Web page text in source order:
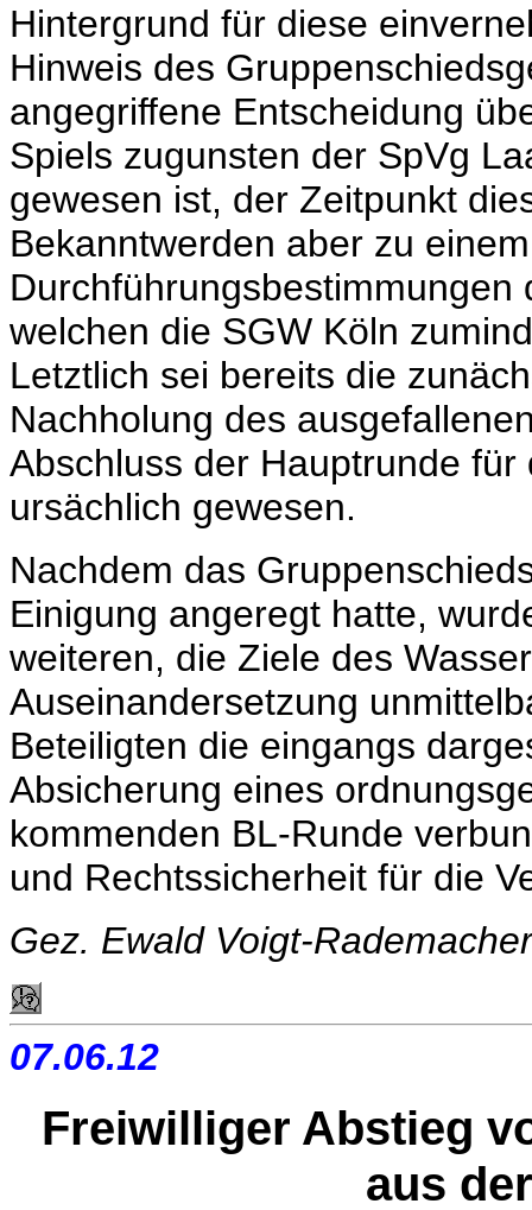
Hintergrund für diese
Hinweis des
angegriffene Entscheidung
Spiels zugunsten der SpVg
gewesen ist, der Zeitpunkt
Bekanntwerden aber zu
welchen die SGW Köln
Letztlich sei bereits die
Nachholung des
Abschluss der Hauptrunde
ursächlich gewesen.
Nachdem das
Einigung angeregt hatte,
weiteren, die Ziele des
Auseinandersetzung
Beteiligten die eingangs
Absicherung eines
kommenden BL-Runde
und Rechtssicherheit für die
Gez. Ewald Voigt-Rademacher
07.06.12
Freiwilliger Abstieg
aus